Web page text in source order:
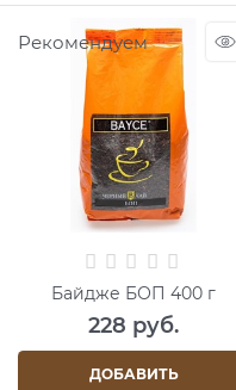
Рекомендуем
Байдже БОП 400 г
228 руб.
ДОБАВИТЬ